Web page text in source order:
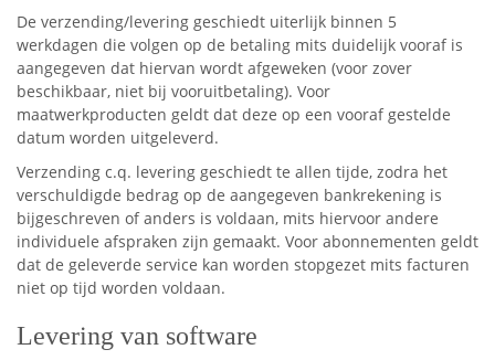
De verzending/levering geschiedt uiterlijk binnen 5
werkdagen die volgen op de betaling mits duidelijk vooraf is
aangegeven dat hiervan wordt afgeweken (voor zover
beschikbaar, niet bij vooruitbetaling). Voor
maatwerkproducten geldt dat deze op een vooraf gestelde
datum worden uitgeleverd.
Verzending c.q. levering geschiedt te allen tijde, zodra het
verschuldigde bedrag op de aangegeven bankrekening is
bijgeschreven of anders is voldaan, mits hiervoor andere
individuele afspraken zijn gemaakt. Voor abonnementen geldt
dat de geleverde service kan worden stopgezet mits facturen
niet op tijd worden voldaan.
Levering van software